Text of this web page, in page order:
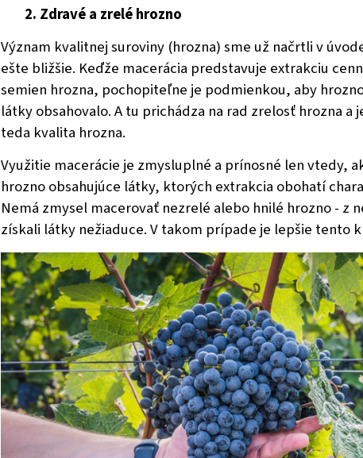
2. Zdravé a zrelé hrozno
Význam kvalitnej suroviny (hrozna) sme už načrtli v
ešte bližšie. Keďže macerácia predstavuje extrakciu
semien hrozna, pochopiteľne je podmienkou, aby
látky obsahovalo. A tu prichádza na rad zrelosť hrozna a
teda kvalita hrozna.
Využitie macerácie je zmysluplné a prínosné len vtedy,
hrozno obsahujúce látky, ktorých extrakcia obohatí
Nemá zmysel macerovať nezrelé alebo hnilé hrozno - z
získali látky nežiaduce. V takom prípade je lepšie tento